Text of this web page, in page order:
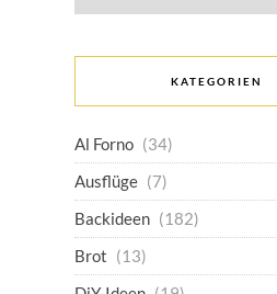
KATEGORIEN
Al Forno (34)
Ausflüge (7)
Backideen (182)
Brot (13)